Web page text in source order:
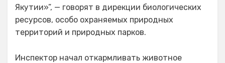
Якутии»”, — говорят в дирекции биологических
ресурсов, особо охраняемых природных
территорий и природных парков.
Инспектор начал откармливать животное